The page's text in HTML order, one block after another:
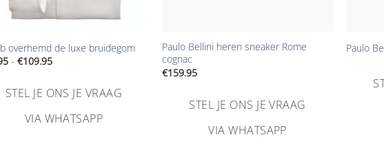
overhemd de luxe bruidegom
- €109.95Prijsklasse:
€109.95
STEL JE ONS JE VRAAG
VIA WHATSAPP
Paulo Bellini heren sneaker Rome
cognac
€159.95
STEL JE ONS JE VRAAG
VIA WHATSAPP
Paulo